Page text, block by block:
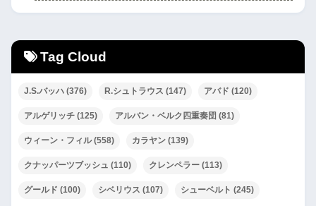
Tag Cloud
J.S.バッハ (376) R.シュトラウス (147) アバド (120)
アルゲリッチ (125) アルバン・ベルク四重奏団 (81)
ウィーン・フィル(558) カラヤン (139)
クナッパーツブッシュ (110) クレンペラー (113)
グールド (100) シベリウス (107) シューベルト (245)